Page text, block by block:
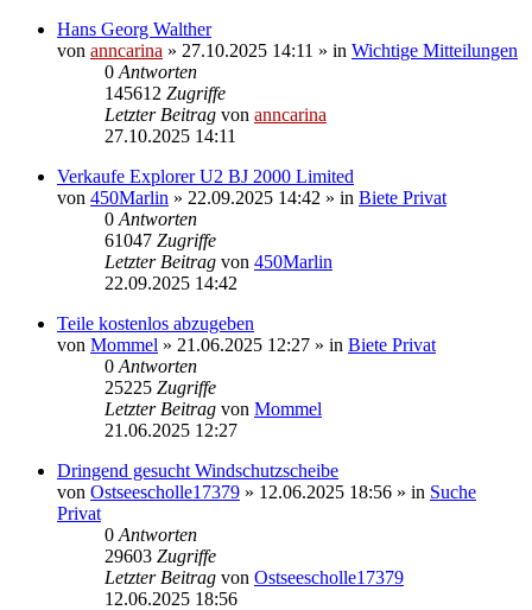
Hans Georg Walther
von anncarina » 27.10.2025 14:11 » in Wichtige Mitteilungen
0 Antworten
145612 Zugriffe
Letzter Beitrag von anncarina
27.10.2025 14:11
Verkaufe Explorer U2 BJ 2000 Limited
von 450Marlin » 22.09.2025 14:42 » in Biete Privat
0 Antworten
61047 Zugriffe
Letzter Beitrag von 450Marlin
22.09.2025 14:42
Teile kostenlos abzugeben
von Mommel » 21.06.2025 12:27 » in Biete Privat
0 Antworten
25225 Zugriffe
Letzter Beitrag von Mommel
21.06.2025 12:27
Dringend gesucht Windschutzscheibe
von Ostseescholle17379 » 12.06.2025 18:56 » in Suche
Privat
0 Antworten
29603 Zugriffe
Letzter Beitrag von Ostseescholle17379
12.06.2025 18:56